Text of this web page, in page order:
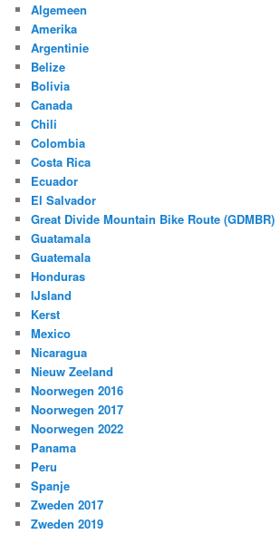
Algemeen
Amerika
Argentinie
Belize
Bolivia
Canada
Chili
Colombia
Costa Rica
Ecuador
El Salvador
Great Divide Mountain Bike Route (GDMBR)
Guatamala
Guatemala
Honduras
IJsland
Kerst
Mexico
Nicaragua
Nieuw Zeeland
Noorwegen 2016
Noorwegen 2017
Noorwegen 2022
Panama
Peru
Spanje
Zweden 2017
Zweden 2019